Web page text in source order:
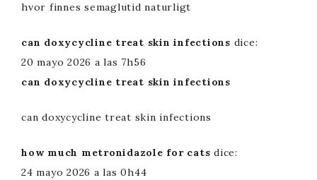
hvor finnes semaglutid naturligt
can doxycycline treat skin infections dice:
20 mayo 2026 a las 7h56
can doxycycline treat skin infections
can doxycycline treat skin infections
how much metronidazole for cats dice:
24 mayo 2026 a las 0h44